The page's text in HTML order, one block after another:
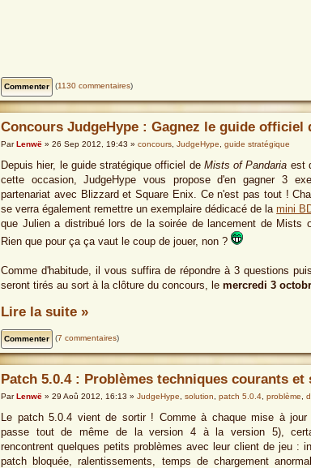
(1130 commentaires)
Concours JudgeHype : Gagnez le guide officiel
ParLenwë » 26 Sep 2012, 19:43 » concours JudgeHype guide stratégique
Depuis hier, le guide stratégique officiel de Mists of Pandaria est
cette occasion, JudgeHype vous propose d'en gagner 3
partenariat avec Blizzard et Square Enix. Ce n'est pas tout !
se verra également remettre un exemplaire dédicacé de lamini
que Julien a distribué lors de la soirée de lancement de Mists
Rien que pour ça ça vaut le coup de jouer, non ?
Comme d'habitude, il vous suffira de répondre à 3 questions
seront tirés au sort à la clôture du concours, le mercredi 3
Lire la suite »
(7 commentaires)
Patch 5.0.4 : Problèmes techniques courants et
ParLenwë » 29 Aoû 2012, 16:13 » JudgeHype solution patch 5.0.4 problème
Le patch 5.0.4 vient de sortir ! Comme à chaque mise à jour
passe tout de même de la version 4 à la version 5),
rencontrent quelques petits problèmes avec leur client de jeu :
patch bloquée, ralentissements, temps de chargement